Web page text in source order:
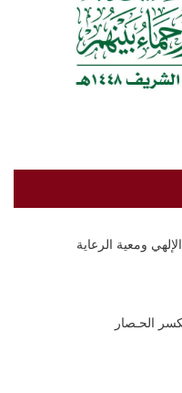
ومعية الرعاية
الحـصار